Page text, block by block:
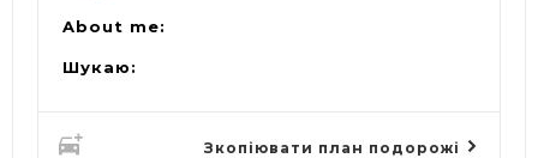
About me:
Шукаю:
Зкопіювати план подорожі